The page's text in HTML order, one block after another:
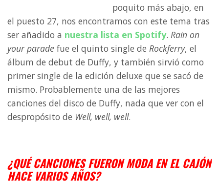
poquito más abajo, en
el puesto 27, nos encontramos con este tema tras
ser añadido a nuestra lista en Spotify. Rain on
your parade fue el quinto single de Rockferry, el
álbum de debut de Duffy, y también sirvió como
primer single de la edición deluxe que se sacó de
mismo. Probablemente una de las mejores
canciones del disco de Duffy, nada que ver con el
despropósito de Well, well, well.
¿QUÉ CANCIONES FUERON MODA EN EL CAJÓN
HACE VARIOS AÑOS?